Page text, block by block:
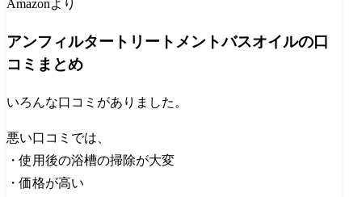
Amazonより
アンフィルタートリートメントバスオイルの口
コミまとめ
いろんな口コミがありました。
悪い口コミでは、
・使用後の浴槽の掃除が大変
・価格が高い